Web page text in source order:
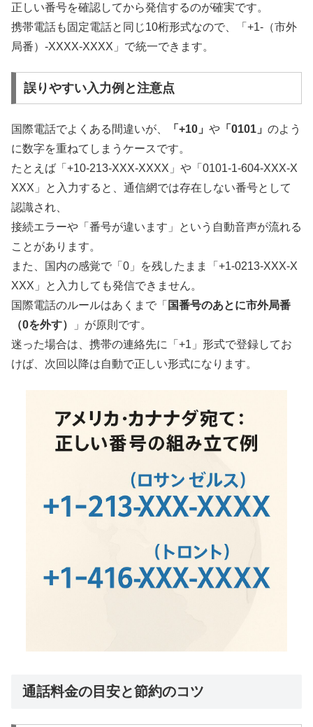
正しい番号を確認してから発信するのが確実です。
携帯電話も固定電話と同じ10桁形式なので、「+1-（市外
局番）-XXXX-XXXX」で統一できます。
誤りやすい入力例と注意点
国際電話でよくある間違いが、 「+10」 や 「0101」 のよう
に数字を重ねてしまうケースです。
たとえば「+10-213-XXX-XXXX」や「0101-1-604-XXX-X
XXX」と入力すると、通信網では存在しない番号として
認識され、
接続エラーや「番号が違います」という自動音声が流れる
ことがあります。
また、国内の感覚で「0」を残したまま「+1-0213-XXX-X
XXX」と入力しても発信できません。
国際電話のルールはあくまで「 国番号のあとに市外局番
（0を外す）
」が原則です。
迷った場合は、携帯の連絡先に「+1」形式で登録してお
けば、次回以降は自動で正しい形式になります。
通話料金の目安と節約のコツ